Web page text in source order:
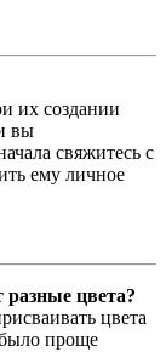
их создании
вы
свяжитесь с
ему личное
цвета?
цвета
проще